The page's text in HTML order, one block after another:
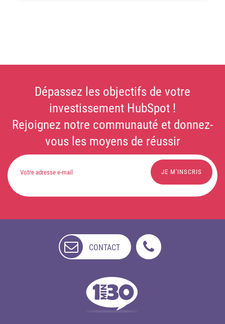
Dépassez les objectifs de votre
investissement HubSpot !
Rejoignez notre communauté et donnez-
vous les moyens de réussir
CONTACT
DISPONIBLE